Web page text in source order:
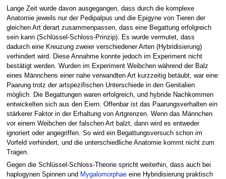
Lange Zeit wurde davon ausgegangen, dass durch die komplexe
Anatomie jeweils nur der Pedipalpus und die Epigyne von Tieren der
gleichen Art derart zusammenpassen, dass eine Begattung erfolgreich
sein kann (Schlüssel-Schloss-Prinzip). Es wurde vermutet, dass
dadurch eine Kreuzung zweier verschiedener Arten (Hybridisierung)
verhindert wird. Diese Annahme konnte jedoch im Experiment nicht
bestätigt werden. Wurden im Experiment Weibchen während der Balz
eines Männchens einer nahe verwandten Art kurzzeitig betäubt, war eine
Paarung trotz der artspezifischen Unterschiede in den Genitalien
möglich. Die Begattungen waren erfolgreich, und hybride Nachkommen
entwickelten sich aus den Eiern. Offenbar ist das Paarungsverhalten ein
stärkerer Faktor in der Erhaltung von Artgrenzen. Wenn das Männchen
vor einem Weibchen der falschen Art balzt, dann wird es entweder
ignoriert oder angegriffen. So wird ein Begattungsversuch schon im
Vorfeld verhindert, und die unterschiedliche Anatomie kommt nicht zum
Tragen.
Gegen die Schlüssel-Schloss-Theorie spricht weiterhin, dass auch bei
haplogynen Spinnen und Mygalomorphaeeine Hybridisierung praktisch